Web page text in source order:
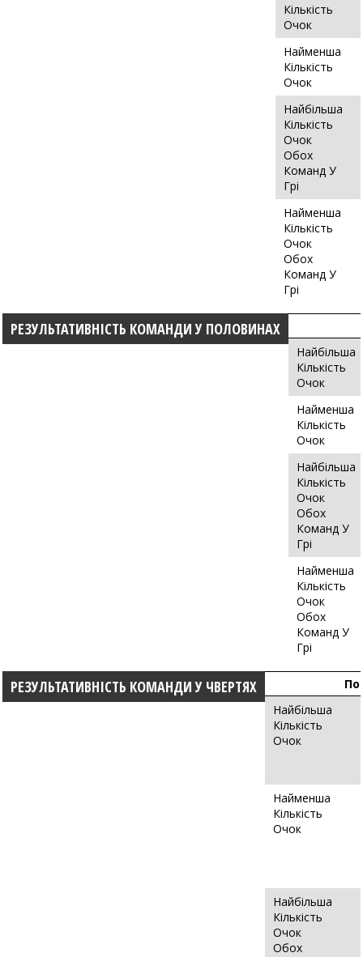
Кількість
Очок
Найменша
Кількість
Очок
Найбільша
Кількість
Очок
Обох
Команд У
Грі
Найменша
Кількість
Очок
Обох
Команд У
Грі
РЕЗУЛЬТАТИВНІСТЬ КОМАНДИ У ПОЛОВИНАХ
Найбільша
Кількість
Очок
Найменша
Кількість
Очок
Найбільша
Кількість
Очок
Обох
Команд У
Грі
Найменша
Кількість
Очок
Обох
Команд У
Грі
РЕЗУЛЬТАТИВНІСТЬ КОМАНДИ У ЧВЕРТЯХ
Найбільша
Кількість
Очок
Найменша
Кількість
Очок
Найбільша
Кількість
Очок
Обох